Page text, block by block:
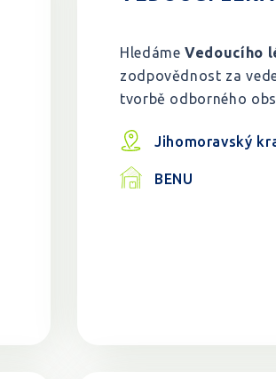
HledámeVedoucího
zodpovědnost za
tvorbě odborného
Jihomoravský
BENU